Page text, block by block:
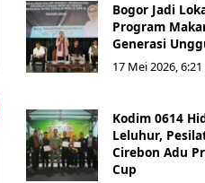
Bogor Jadi
Program
Generasi
17 Mei 2026,
Kodim 0614
Leluhur,
Cirebon Adu
Cup